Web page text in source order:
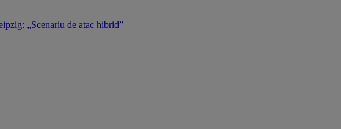
„Scenariu de atac hibrid”